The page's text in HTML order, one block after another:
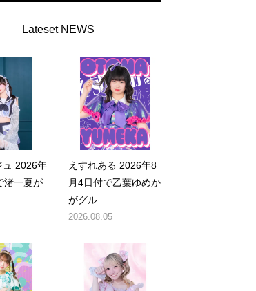
Lateset NEWS
ュ 2026年
渚一夏が
えすれある 2026年8
月4日付で乙葉ゆめか
がグル...
2026.08.05